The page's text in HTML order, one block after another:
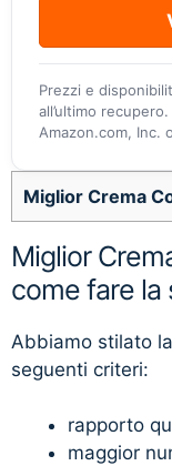
Prezzi e
all’ultimo
Amazon.com, Inc.
Miglior Crema
Miglior
come fare la
Abbiamo stilato
seguenti criteri:
rapporto
maggior